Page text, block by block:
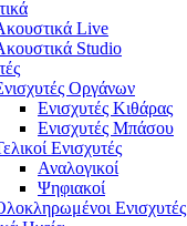
Live
Studio
Οργάνων
Ενισχυτές Κιθάρας
Ενισχυτές Μπάσου
Ενισχυτές
Αναλογικοί
Ψηφιακοί
Ενισχυτές